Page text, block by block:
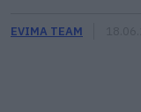
EVIMA TEAM